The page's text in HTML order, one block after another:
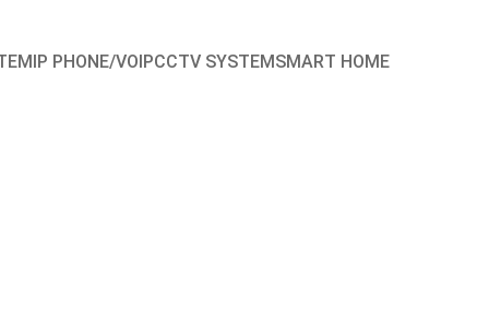
IP PHONE/VOIPCCTV SYSTEMSMART HOME